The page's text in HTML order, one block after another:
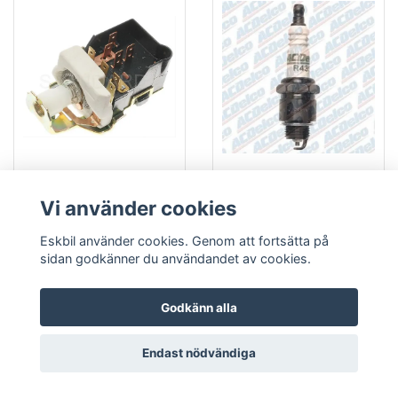
265 kr
Läs mer Läs mer
Vi använder cookies
Eskbil använder cookies. Genom att fortsätta på
sidan godkänner du användandet av cookies.
Godkänn alla
Endast nödvändiga